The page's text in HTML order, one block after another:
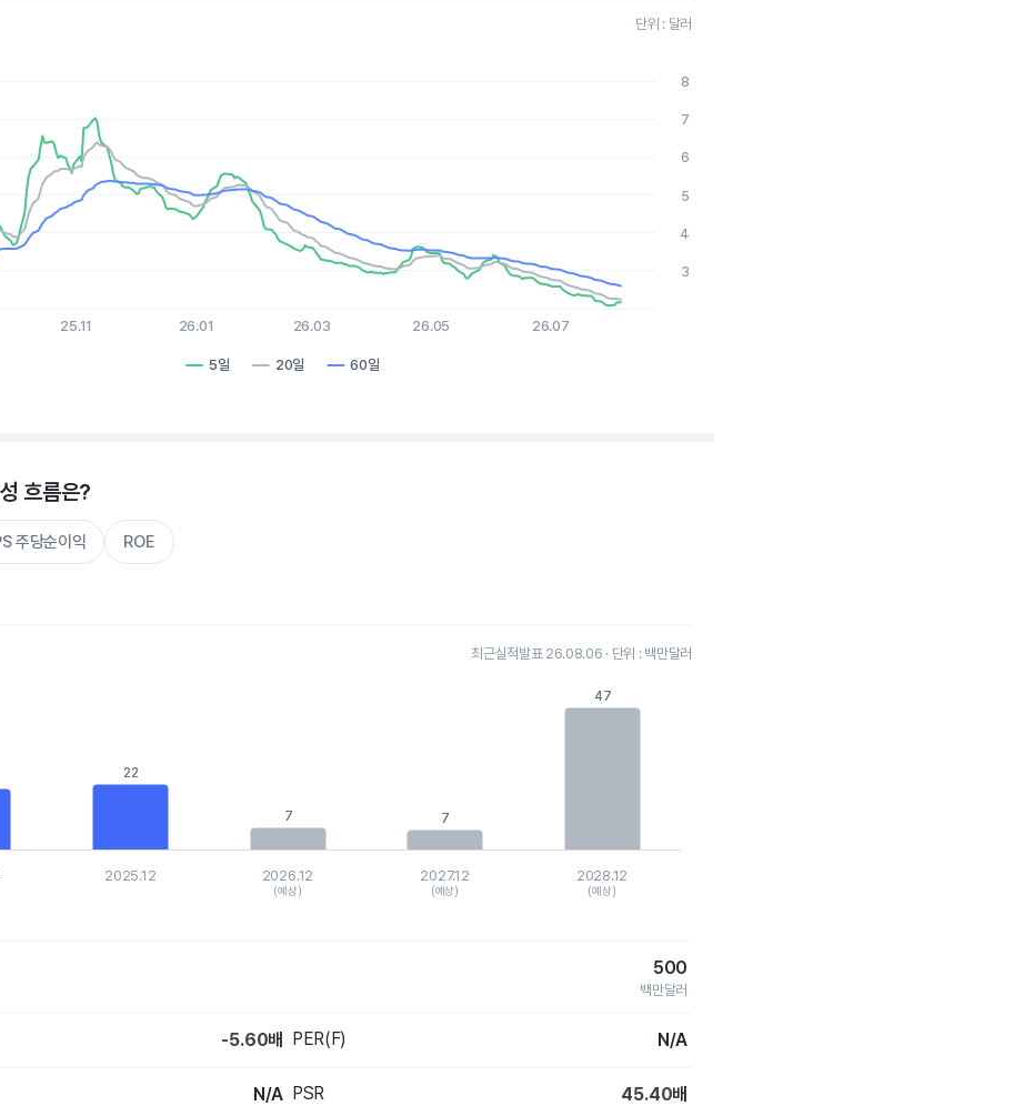
단위 : 달러
X axis displaying Time. Data ranges from 2025-08-06 15:00:00 to 2026-08-05 15:00:00.
Y axis displaying values. Data ranges from 2.08 to 7.02.
5일 20일 60일
25.11 26.01 26.03 26.05 26.07
3
4
5
6
7
8
흐름은?
주당순이익 ROE
최근실적발표 26.08.06 · 단위 : 백만달러
22
22
7
7 7
7
47
47
2025.12 2026.12
(예상)
2027.12
(예상)
2028.12
(예상)
500
백만달러
-5.60배 PER(F) N/A
N/A PSR 45.40배